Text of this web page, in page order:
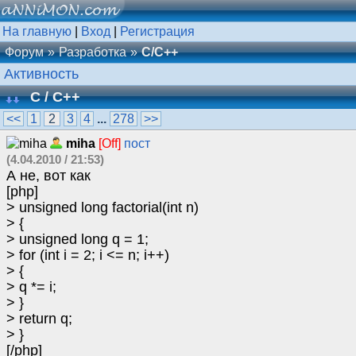
На главную Вход
Регистрация
Форум
Разработка C/C++
Активность
C / C++
<< 1 2 3 4 ... 278
>>
miha [Off] пост
(4.04.2010 / 21:53)
А не, вот как
[php]
> unsigned long factorial(int n)
> {
> unsigned long q = 1;
> for (int i = 2; i <= n; i++)
> {
> q *= i;
> }
> return q;
> }
[/php]